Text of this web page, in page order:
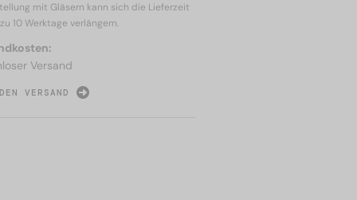
mit Gläsern kann sich die Lieferzeit
10 Werktage verlängern.
Versand
VERSAND